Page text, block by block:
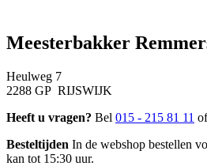
Meesterbakker
Heulweg 7
2288 GP RIJSWIJK
Heeft u vragen? Bel 015 - 215 81 11
Besteltijden In de webshop bestellen
kan tot 15:30 uur.